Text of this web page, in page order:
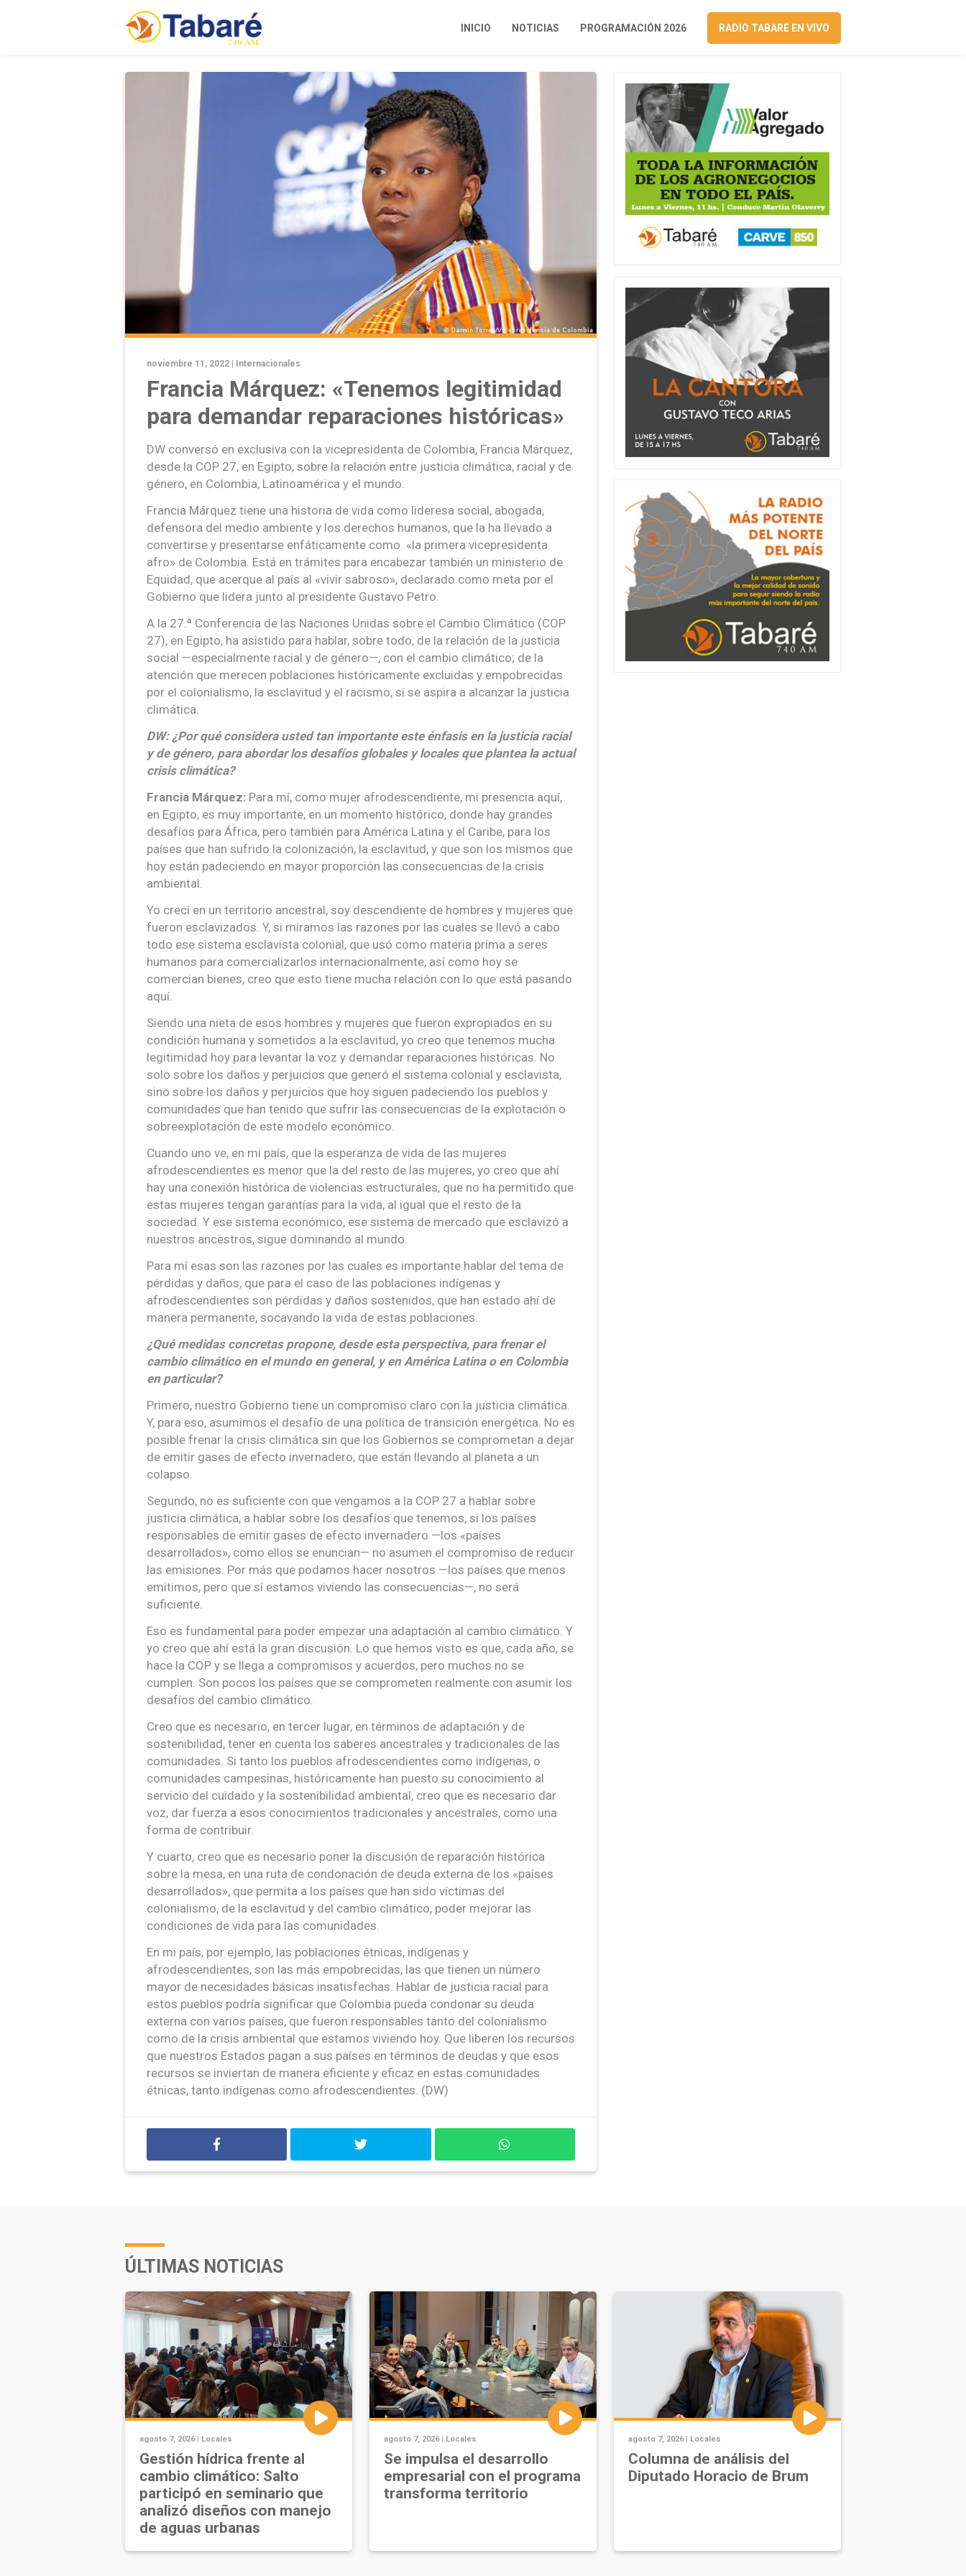
INICIO NOTICIAS PROGRAMACIÓN 2026 RADIO TABARÉ EN VIVO
noviembre 11, 2022 | Internacionales
Francia Márquez: «Tenemos legitimidad
para demandar reparaciones históricas»
DW conversó en exclusiva con la vicepresidenta de Colombia, Francia Márquez,
desde la COP 27, en Egipto, sobre la relación entre justicia climática, racial y de
género, en Colombia, Latinoamérica y el mundo.
Francia Márquez tiene una historia de vida como lideresa social, abogada,
defensora del medio ambiente y los derechos humanos, que la ha llevado a
convertirse y presentarse enfáticamente como «la primera vicepresidenta
afro» de Colombia. Está en trámites para encabezar también un ministerio de
Equidad, que acerque al país al «vivir sabroso», declarado como meta por el
Gobierno que lidera junto al presidente Gustavo Petro.
A la 27.ª Conferencia de las Naciones Unidas sobre el Cambio Climático (COP
27), en Egipto, ha asistido para hablar, sobre todo, de la relación de la justicia
social —especialmente racial y de género—, con el cambio climático; de la
atención que merecen poblaciones históricamente excluidas y empobrecidas
por el colonialismo, la esclavitud y el racismo, si se aspira a alcanzar la justicia
climática.
DW: ¿Por qué considera usted tan importante este énfasis en la justicia racial
y de género, para abordar los desafíos globales y locales que plantea la actual
crisis climática?
Francia Márquez: Para mí, como mujer afrodescendiente, mi presencia aquí,
en Egipto, es muy importante, en un momento histórico, donde hay grandes
desafíos para África, pero también para América Latina y el Caribe, para los
países que han sufrido la colonización, la esclavitud, y que son los mismos que
hoy están padeciendo en mayor proporción las consecuencias de la crisis
ambiental.
Yo crecí en un territorio ancestral, soy descendiente de hombres y mujeres que
fueron esclavizados. Y, si miramos las razones por las cuales se llevó a cabo
todo ese sistema esclavista colonial, que usó como materia prima a seres
humanos para comercializarlos internacionalmente, así como hoy se
comercian bienes, creo que esto tiene mucha relación con lo que está pasando
aquí.
Siendo una nieta de esos hombres y mujeres que fueron expropiados en su
condición humana y sometidos a la esclavitud, yo creo que tenemos mucha
legitimidad hoy para levantar la voz y demandar reparaciones históricas. No
solo sobre los daños y perjuicios que generó el sistema colonial y esclavista,
sino sobre los daños y perjuicios que hoy siguen padeciendo los pueblos y
comunidades que han tenido que sufrir las consecuencias de la explotación o
sobreexplotación de este modelo económico.
Cuando uno ve, en mi país, que la esperanza de vida de las mujeres
afrodescendientes es menor que la del resto de las mujeres, yo creo que ahí
hay una conexión histórica de violencias estructurales, que no ha permitido que
estas mujeres tengan garantías para la vida, al igual que el resto de la
sociedad. Y ese sistema económico, ese sistema de mercado que esclavizó a
nuestros ancestros, sigue dominando al mundo.
Para mí esas son las razones por las cuales es importante hablar del tema de
pérdidas y daños, que para el caso de las poblaciones indígenas y
afrodescendientes son pérdidas y daños sostenidos, que han estado ahí de
manera permanente, socavando la vida de estas poblaciones.
¿Qué medidas concretas propone, desde esta perspectiva, para frenar el
cambio climático en el mundo en general, y en América Latina o en Colombia
en particular?
Primero, nuestro Gobierno tiene un compromiso claro con la justicia climática.
Y, para eso, asumimos el desafío de una política de transición energética. No es
posible frenar la crisis climática sin que los Gobiernos se comprometan a dejar
de emitir gases de efecto invernadero, que están llevando al planeta a un
colapso.
Segundo, no es suficiente con que vengamos a la COP 27 a hablar sobre
justicia climática, a hablar sobre los desafíos que tenemos, si los países
responsables de emitir gases de efecto invernadero —los «países
desarrollados», como ellos se enuncian— no asumen el compromiso de reducir
las emisiones. Por más que podamos hacer nosotros —los países que menos
emitimos, pero que sí estamos viviendo las consecuencias—, no será
suficiente.
Eso es fundamental para poder empezar una adaptación al cambio climático. Y
yo creo que ahí está la gran discusión. Lo que hemos visto es que, cada año, se
hace la COP y se llega a compromisos y acuerdos, pero muchos no se
cumplen. Son pocos los países que se comprometen realmente con asumir los
desafíos del cambio climático.
Creo que es necesario, en tercer lugar, en términos de adaptación y de
sostenibilidad, tener en cuenta los saberes ancestrales y tradicionales de las
comunidades. Si tanto los pueblos afrodescendientes como indígenas, o
comunidades campesinas, históricamente han puesto su conocimiento al
servicio del cuidado y la sostenibilidad ambiental, creo que es necesario dar
voz, dar fuerza a esos conocimientos tradicionales y ancestrales, como una
forma de contribuir.
Y cuarto, creo que es necesario poner la discusión de reparación histórica
sobre la mesa, en una ruta de condonación de deuda externa de los «países
desarrollados», que permita a los países que han sido víctimas del
colonialismo, de la esclavitud y del cambio climático, poder mejorar las
condiciones de vida para las comunidades.
En mi país, por ejemplo, las poblaciones étnicas, indígenas y
afrodescendientes, son las más empobrecidas, las que tienen un número
mayor de necesidades básicas insatisfechas. Hablar de justicia racial para
estos pueblos podría significar que Colombia pueda condonar su deuda
externa con varios países, que fueron responsables tanto del colonialismo
como de la crisis ambiental que estamos viviendo hoy. Que liberen los recursos
que nuestros Estados pagan a sus países en términos de deudas y que esos
recursos se inviertan de manera eficiente y eficaz en estas comunidades
étnicas, tanto indígenas como afrodescendientes. (DW)
ÚLTIMAS NOTICIAS
agosto 7, 2026 | Locales
Gestión hídrica frente al
cambio climático: Salto
participó en seminario que
analizó diseños con manejo
de aguas urbanas
agosto 7, 2026 | Locales
Se impulsa el desarrollo
empresarial con el programa
transforma territorio
agosto 7, 2026 | Locales
Columna de análisis del
Diputado Horacio de Brum